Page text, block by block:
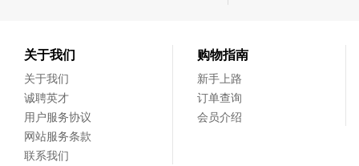
关于我们
关于我们
诚聘英才
用户服务协议
网站服务条款
联系我们
购物指南
新手上路
订单查询
会员介绍